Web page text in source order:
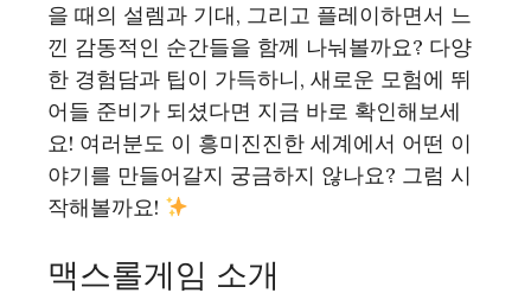
을 때의 설렘과 기대, 그리고 플레이하면서 느
낀 감동적인 순간들을 함께 나눠볼까요? 다양
한 경험담과 팁이 가득하니, 새로운 모험에 뛰
어들 준비가 되셨다면 지금 바로 확인해보세
요! 여러분도 이 흥미진진한 세계에서 어떤 이
야기를 만들어갈지 궁금하지 않나요? 그럼 시
작해볼까요!
맥스롤게임 소개